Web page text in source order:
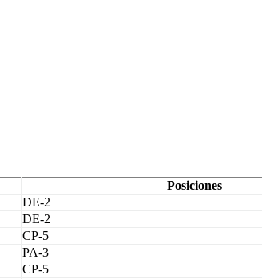
Posiciones
DE-2
DE-2
CP-5
PA-3
CP-5